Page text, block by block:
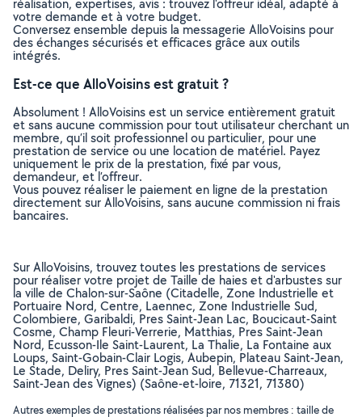
réalisation, expertises, avis : trouvez l'offreur idéal, adapté à
votre demande et à votre budget.
Conversez ensemble depuis la messagerie AlloVoisins pour
des échanges sécurisés et efficaces grâce aux outils
intégrés.
Est-ce que AlloVoisins est gratuit ?
Absolument ! AlloVoisins est un service entièrement gratuit
et sans aucune commission pour tout utilisateur cherchant un
membre, qu’il soit professionnel ou particulier, pour une
prestation de service ou une location de matériel. Payez
uniquement le prix de la prestation, fixé par vous,
demandeur, et l’offreur.
Vous pouvez réaliser le paiement en ligne de la prestation
directement sur AlloVoisins, sans aucune commission ni frais
bancaires.
Sur AlloVoisins, trouvez toutes les prestations de services
pour réaliser votre projet de Taille de haies et d'arbustes sur
la ville de Chalon-sur-Saône (Citadelle, Zone Industrielle et
Portuaire Nord, Centre, Laennec, Zone Industrielle Sud,
Colombiere, Garibaldi, Pres Saint-Jean Lac, Boucicaut-Saint
Cosme, Champ Fleuri-Verrerie, Matthias, Pres Saint-Jean
Nord, Ecusson-Ile Saint-Laurent, La Thalie, La Fontaine aux
Loups, Saint-Gobain-Clair Logis, Aubepin, Plateau Saint-Jean,
Le Stade, Deliry, Pres Saint-Jean Sud, Bellevue-Charreaux,
Saint-Jean des Vignes) (Saône-et-loire, 71321, 71380)
Autres exemples de prestations réalisées par nos membres : taille de